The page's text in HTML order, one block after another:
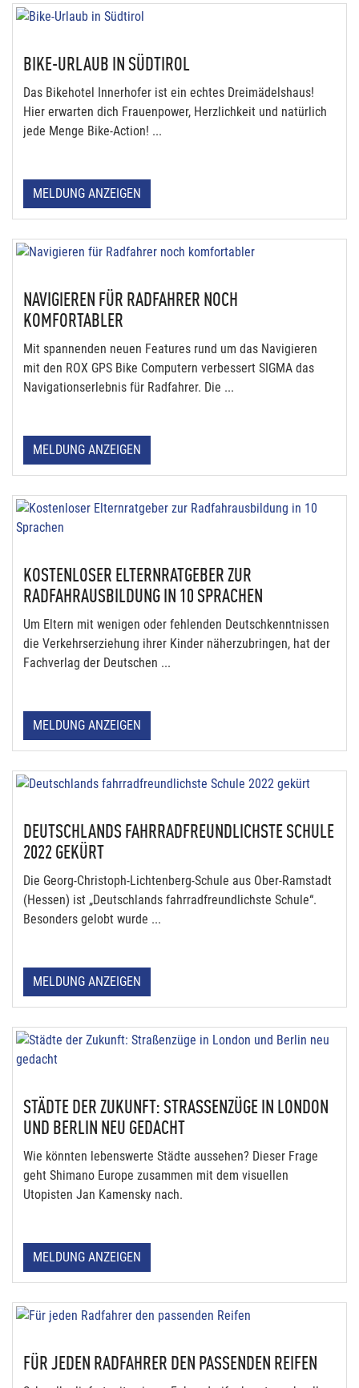
BIKE-URLAUB IN SÜDTIROL
Das Bikehotel Innerhofer ist ein echtes Dreimädelshaus!
Hier erwarten dich Frauenpower, Herzlichkeit und natürlich
jede Menge Bike-Action! ...
MELDUNG ANZEIGEN
NAVIGIEREN FÜR RADFAHRER NOCH
KOMFORTABLER
Mit spannenden neuen Features rund um das Navigieren
mit den ROX GPS Bike Computern verbessert SIGMA das
Navigationserlebnis für Radfahrer. Die ...
MELDUNG ANZEIGEN
KOSTENLOSER ELTERNRATGEBER ZUR
RADFAHRAUSBILDUNG IN 10 SPRACHEN
Um Eltern mit wenigen oder fehlenden Deutschkenntnissen
die Verkehrserziehung ihrer Kinder näherzubringen, hat der
Fachverlag der Deutschen ...
MELDUNG ANZEIGEN
DEUTSCHLANDS FAHRRADFREUNDLICHSTE SCHULE
2022 GEKÜRT
Die Georg-Christoph-Lichtenberg-Schule aus Ober-Ramstadt
(Hessen) ist „Deutschlands fahrradfreundlichste Schule“.
Besonders gelobt wurde ...
MELDUNG ANZEIGEN
STÄDTE DER ZUKUNFT: STRASSENZÜGE IN LONDON U
ND BERLIN NEU GEDACHT
Wie könnten lebenswerte Städte aussehen? Dieser Frage
geht Shimano Europe zusammen mit dem visuellen
Utopisten Jan Kamensky nach.
MELDUNG ANZEIGEN
FÜR JEDEN RADFAHRER DEN PASSENDEN REIFEN